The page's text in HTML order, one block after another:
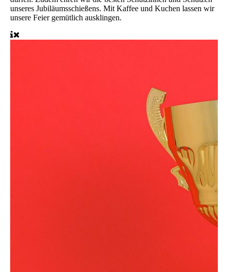
unseres Jubiläumsschießens. Mit Kaffee und Kuchen lassen wir
unsere Feier gemütlich ausklingen.